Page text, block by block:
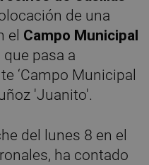
de una
el Campo Municipal
que pasa a
‘Campo Municipal
'Juanito'.
del lunes 8 en el
ha contado